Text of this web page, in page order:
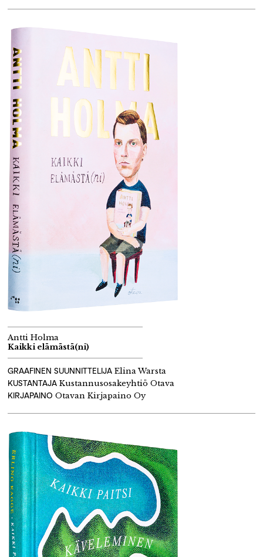
Antti Holma
Kaikki elämästä(ni)
GRAAFINEN SUUNNITTELIJA Elina Warsta
KUSTANTAJA Kustannusosakeyhtiö Otava
KIRJAPAINO Otavan Kirjapaino Oy